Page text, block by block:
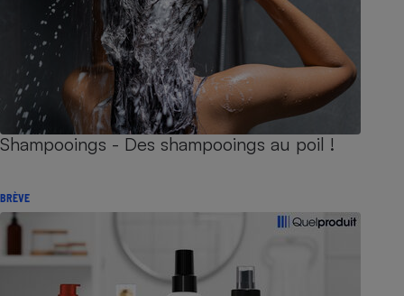
Shampooings - Des shampooings au poil !
BRÈVE